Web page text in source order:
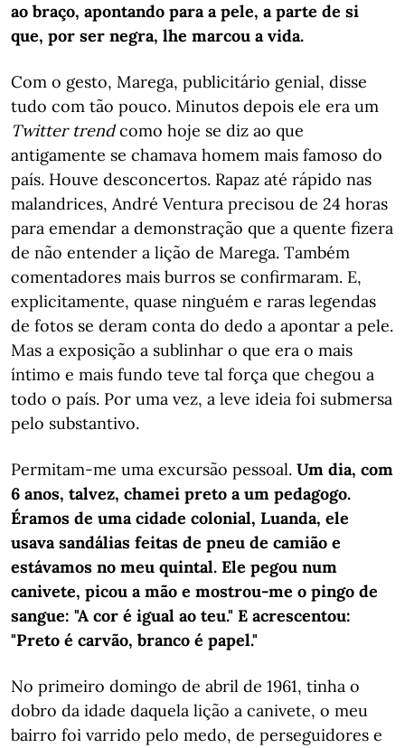
ao braço, apontando para a pele, a parte de si
que, por ser negra, lhe marcou a vida.
Com o gesto, Marega, publicitário genial, disse
tudo com tão pouco. Minutos depois ele era um
Twitter trendcomo hoje se diz ao que
antigamente se chamava homem mais famoso do
país. Houve desconcertos. Rapaz até rápido nas
malandrices, André Ventura precisou de 24 horas
para emendar a demonstração que a quente fizera
de não entender a lição de Marega. Também
comentadores mais burros se confirmaram. E,
explicitamente, quase ninguém e raras legendas
de fotos se deram conta do dedo a apontar a pele.
Mas a exposição a sublinhar o que era o mais
íntimo e mais fundo teve tal força que chegou a
todo o país. Por uma vez, a leve ideia foi submersa
pelo substantivo.
Permitam-me uma excursão pessoal. Um dia, com
6 anos, talvez, chamei preto a um pedagogo.
Éramos de uma cidade colonial, Luanda, ele
usava sandálias feitas de pneu de camião e
estávamos no meu quintal. Ele pegou num
canivete, picou a mão e mostrou-me o pingo de
sangue: "A cor é igual ao teu." E acrescentou:
"Preto é carvão, branco é papel."
No primeiro domingo de abril de 1961, tinha o
dobro da idade daquela lição a canivete, o meu
bairro foi varrido pelo medo, de perseguidores e